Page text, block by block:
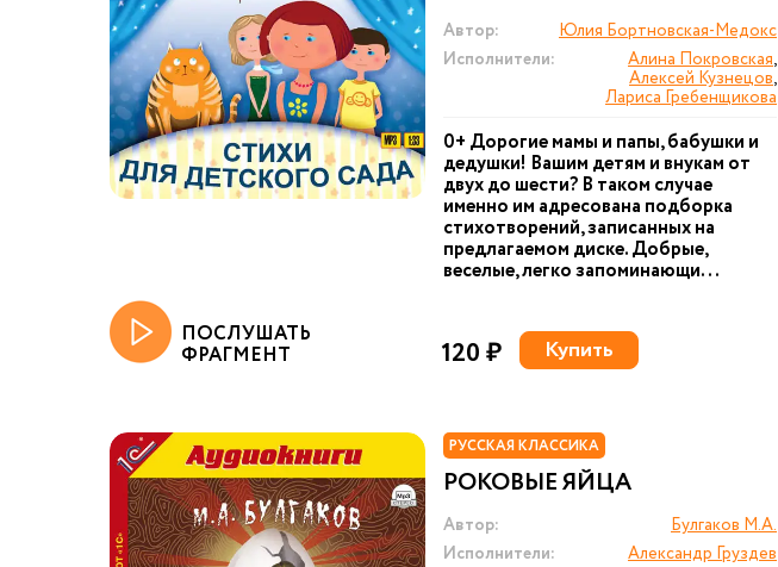
Автор:
Юлия Бортновская-Медокс
Исполнители:
Алина Покровская,
Алексей Кузнецов,
Лариса Гребенщикова
0+ Дорогие мамы и папы, бабушки и
дедушки! Вашим детям и внукам от
двух до шести? В таком случае
именно им адресована подборка
стихотворений, записанных на
предлагаемом диске. Добрые,
веселые, легко запоминающи...
ПОСЛУШАТЬ
ФРАГМЕНТ 120 ₽ Купить
РУССКАЯ КЛАССИКА
РОКОВЫЕ ЯЙЦА
Автор:
Булгаков М.А.
Исполнители:
Александр Груздев